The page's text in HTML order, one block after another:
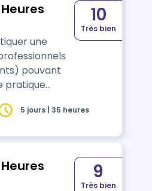
Heures
une
pouvant
pratique
10
Très bien
5 jours | 35 heures
Heures 9
Très bien